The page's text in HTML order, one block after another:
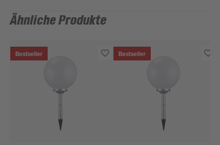
Ähnliche Produkte
Bestseller Bestseller